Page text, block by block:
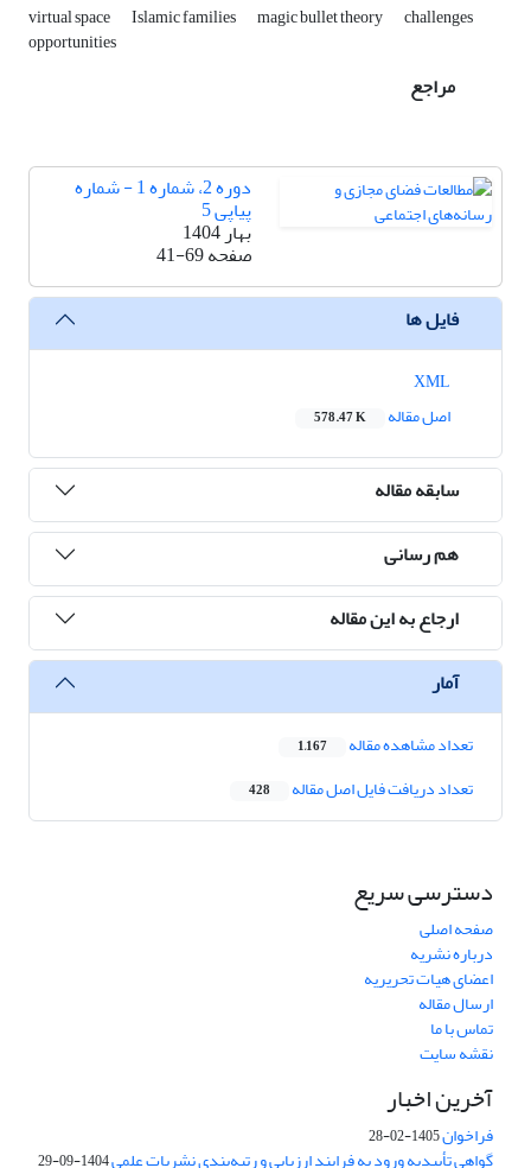
virtual space Islamic families magic bullet theory challenges
opportunities
مراجع
دوره 2، شماره 1 - شماره
پیاپی 5
بهار 1404
صفحه41-69
فایل ها
اصل مقاله
578.47 K
سابقه مقاله
هم رسانی
ارجاع به این مقاله
آمار
تعداد مشاهده مقاله 1,167
تعداد دریافت فایل اصل مقاله 428
دسترسی سریع
صفحه اصلی
درباره نشریه
اعضای هیات تحریریه
ارسال مقاله
تماس با ما
نقشه سایت
آخرین اخبار
فراخوان1405-02-28
گواهی تأییدیه ورود به فرایند ارزیابی و رتبه‌بندی نشریات علمی1404-09-29